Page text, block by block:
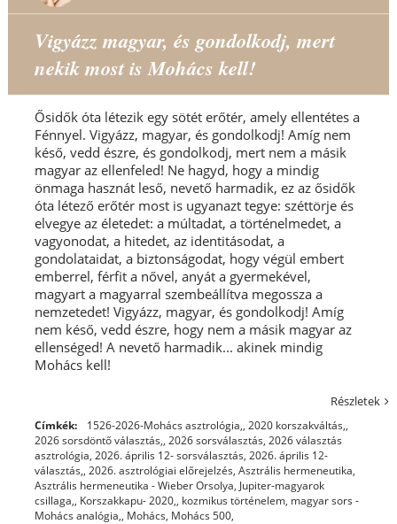
Vigyázz magyar, és gondolkodj, mert
nekik most is Mohács kell!
Ősidők óta létezik egy sötét erőtér, amely ellentétes a
Fénnyel. Vigyázz, magyar, és gondolkodj! Amíg nem
késő, vedd észre, és gondolkodj, mert nem a másik
magyar az ellenfeled! Ne hagyd, hogy a mindig
önmaga hasznát leső, nevető harmadik, ez az ősidők
óta létező erőtér most is ugyanazt tegye: széttörje és
elvegye az életedet: a múltadat, a történelmedet, a
vagyonodat, a hitedet, az identitásodat, a
gondolataidat, a biztonságodat, hogy végül embert
emberrel, férfit a nővel, anyát a gyermekével,
magyart a magyarral szembeállítva megossza a
nemzetedet! Vigyázz, magyar, és gondolkodj! Amíg
nem késő, vedd észre, hogy nem a másik magyar az
ellenséged! A nevető harmadik... akinek mindig
Mohács kell!
Részletek
Címkék: 1526-2026-Mohács asztrológia,, 2020 korszakváltás,,
2026 sorsdöntő választás,, 2026 sorsválasztás, 2026 választás
asztrológia, 2026. április 12- sorsválasztás, 2026. április 12-
választás,, 2026. asztrológiai előrejelzés, Asztrális hermeneutika,
Asztrális hermeneutika - Wieber Orsolya, Jupiter-magyarok
csillaga,, Korszakkapu- 2020,, kozmikus történelem, magyar sors -
Mohács analógia,, Mohács, Mohács 500,